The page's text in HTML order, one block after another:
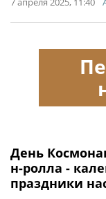
День
н-ролла -
праздники